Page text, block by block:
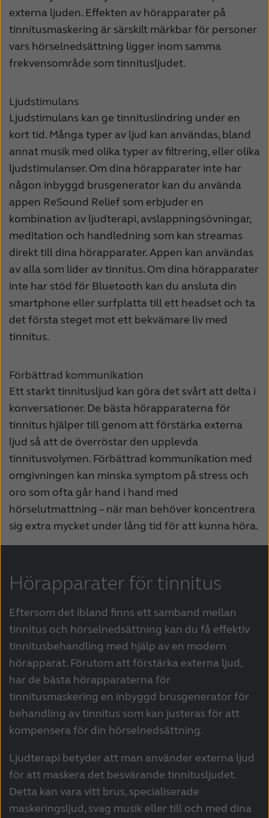
externa ljuden. Effekten av hörapparater på
tinnitusmaskering är särskilt märkbar för personer
vars hörselnedsättning ligger inom samma
frekvensområde som tinnitusljudet.
Ljudstimulans
Ljudstimulans kan ge tinnituslindring under en
kort tid. Många typer av ljud kan användas, bland
annat musik med olika typer av filtrering, eller olika
ljudstimulanser. Om dina hörapparater inte har
någon inbyggd brusgenerator kan du använda
appen ReSound Relief som erbjuder en
kombination av ljudterapi, avslappningsövningar,
meditation och handledning som kan streamas
direkt till dina hörapparater. Appen kan användas
av alla som lider av tinnitus. Om dina hörapparater
inte har stöd för Bluetooth kan du ansluta din
smartphone eller surfplatta till ett headset och ta
det första steget mot ett bekvämare liv med
tinnitus.
Förbättrad kommunikation
Ett starkt tinnitusljud kan göra det svårt att delta i
konversationer. De bästa hörapparaterna för
tinnitus hjälper till genom att förstärka externa
ljud så att de överröstar den upplevda
tinnitusvolymen. Förbättrad kommunikation med
omgivningen kan minska symptom på stress och
oro som ofta går hand i hand med
hörselutmattning – när man behöver koncentrera
sig extra mycket under lång tid för att kunna höra.
Hörapparater för tinnitus
Eftersom det ibland finns ett samband mellan
tinnitus och hörselnedsättning kan du få effektiv
tinnitusbehandling med hjälp av en modern
hörapparat. Förutom att förstärka externa ljud,
har de bästa hörapparaterna för
tinnitusmaskering en inbyggd brusgenerator för
behandling av tinnitus som kan justeras för att
kompensera för din hörselnedsättning.
Ljudterapi betyder att man använder externa ljud
för att maskera det besvärande tinnitusljudet.
Detta kan vara vitt brus, specialiserade
maskeringsljud, svag musik eller till och med dina